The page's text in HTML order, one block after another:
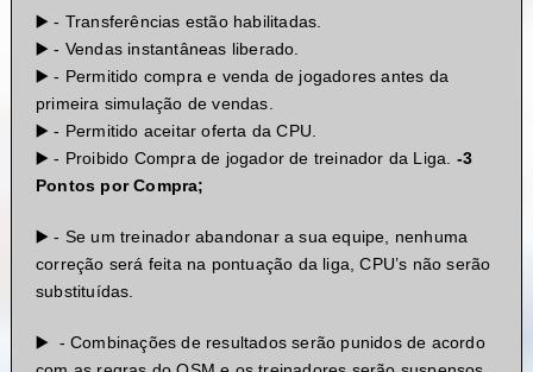
▶️ - Transferências estão habilitadas.
▶️ - Vendas instantâneas liberado.
▶️ - Permitido compra e venda de jogadores antes da
primeira simulação de vendas.
▶️ - Permitido aceitar oferta da CPU.
▶️ - Proibido Compra de jogador de treinador da Liga. -3
Pontos por Compra;
▶️ - Se um treinador abandonar a sua equipe, nenhuma
correção será feita na pontuação da liga, CPU’s não serão
substituídas.
▶️ - Combinações de resultados serão punidos de acordo